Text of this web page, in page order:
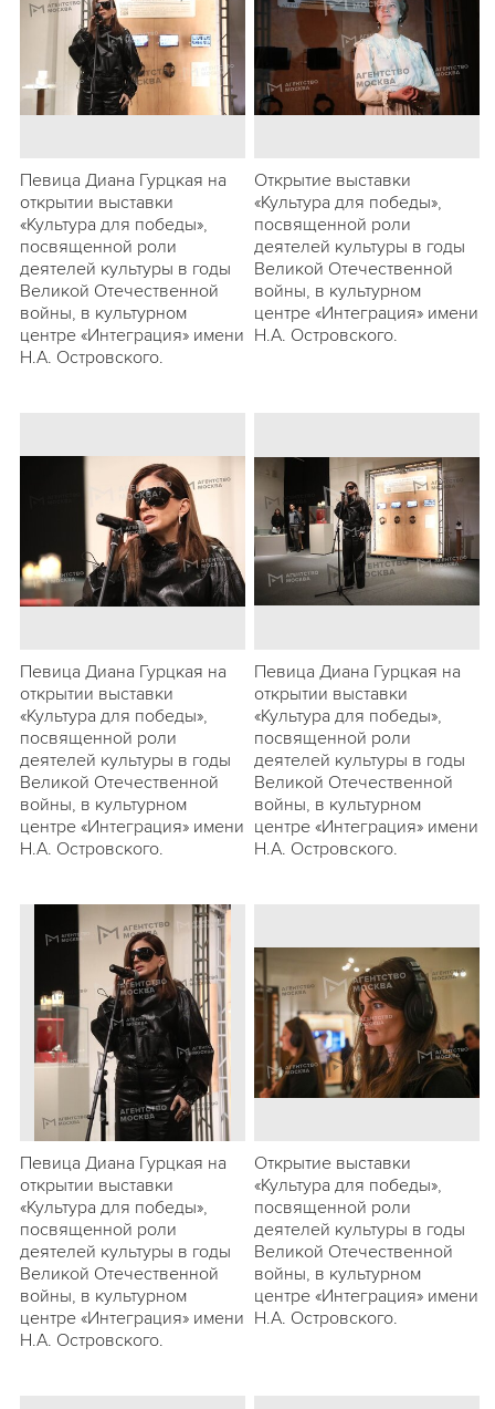
Певица Диана Гурцкая на
открытии выставки
«Культура для победы»,
посвященной роли
деятелей культуры в годы
Великой Отечественной
войны, в культурном
центре «Интеграция» имени
Н.А. Островского.
Открытие выставки
«Культура для победы»,
посвященной роли
деятелей культуры в годы
Великой Отечественной
войны, в культурном
центре «Интеграция» имени
Н.А. Островского.
Певица Диана Гурцкая на
открытии выставки
«Культура для победы»,
посвященной роли
деятелей культуры в годы
Великой Отечественной
войны, в культурном
центре «Интеграция» имени
Н.А. Островского.
Певица Диана Гурцкая на
открытии выставки
«Культура для победы»,
посвященной роли
деятелей культуры в годы
Великой Отечественной
войны, в культурном
центре «Интеграция» имени
Н.А. Островского.
Певица Диана Гурцкая на
открытии выставки
«Культура для победы»,
посвященной роли
деятелей культуры в годы
Великой Отечественной
войны, в культурном
центре «Интеграция» имени
Н.А. Островского.
Открытие выставки
«Культура для победы»,
посвященной роли
деятелей культуры в годы
Великой Отечественной
войны, в культурном
центре «Интеграция» имени
Н.А. Островского.